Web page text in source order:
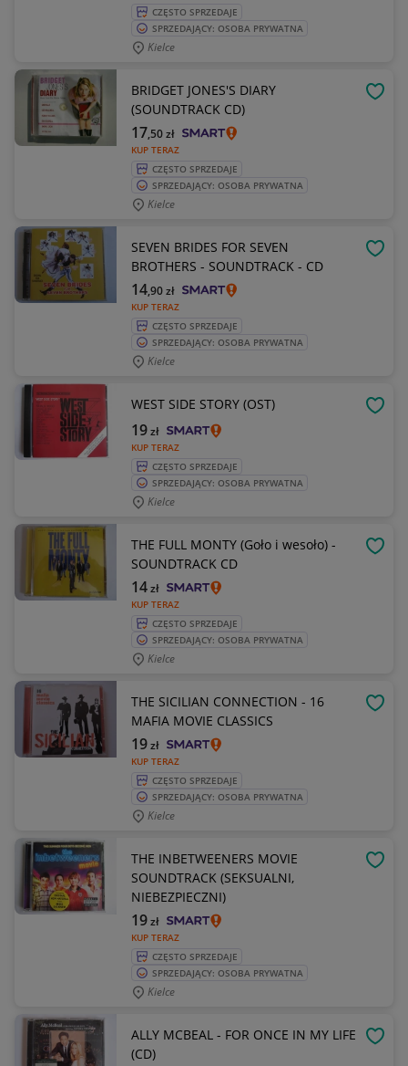
CZĘSTO SPRZEDAJE
SPRZEDAJĄCY: OSOBA PRYWATNA
Kielce
BRIDGET JONES'S DIARY
(SOUNDTRACK CD)
KUP TERAZ
17,50zł
CZĘSTO SPRZEDAJE
SPRZEDAJĄCY: OSOBA PRYWATNA
Kielce
SEVEN BRIDES FOR SEVEN
BROTHERS - SOUNDTRACK - CD
KUP TERAZ
14,90zł
CZĘSTO SPRZEDAJE
SPRZEDAJĄCY: OSOBA PRYWATNA
Kielce
WEST SIDE STORY (OST)
KUP TERAZ
19zł
CZĘSTO SPRZEDAJE
SPRZEDAJĄCY: OSOBA PRYWATNA
Kielce
THE FULL MONTY (Goło i wesoło) -
SOUNDTRACK CD
KUP TERAZ
14zł
CZĘSTO SPRZEDAJE
SPRZEDAJĄCY: OSOBA PRYWATNA
Kielce
THE SICILIAN CONNECTION - 16
MAFIA MOVIE CLASSICS
KUP TERAZ
19zł
CZĘSTO SPRZEDAJE
SPRZEDAJĄCY: OSOBA PRYWATNA
Kielce
THE INBETWEENERS MOVIE
SOUNDTRACK (SEKSUALNI,
NIEBEZPIECZNI)
KUP TERAZ
19zł
CZĘSTO SPRZEDAJE
SPRZEDAJĄCY: OSOBA PRYWATNA
Kielce
ALLY MCBEAL - FOR ONCE IN MY LIFE
(CD)